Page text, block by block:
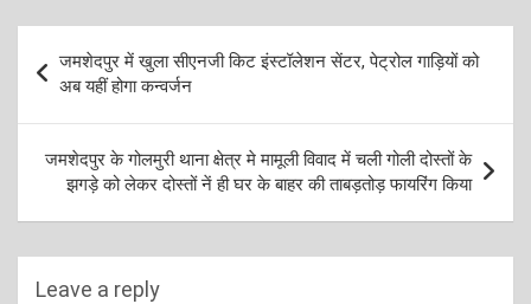
navigation
जमशेदपुर में खुला सीएनजी किट इंस्टॉलेशन सेंटर, पेट्रोल गाड़ियों को
अब यहीं होगा कन्वर्जन
जमशेदपुर के गोलमुरी थाना क्षेत्र मे मामूली विवाद में चली गोली दोस्तों के
झगड़े को लेकर दोस्तों नें ही घर के बाहर की ताबड़तोड़ फायरिंग किया
Leave a reply